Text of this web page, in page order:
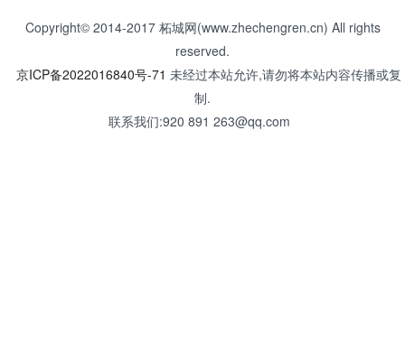
Copyright© 2014-2017 柘城网(www.zhechengren.cn) All rights
reserved.
京ICP备2022016840号-71 未经过本站允许,请勿将本站内容传播或复
制.
联系我们:920 891 263@qq.com